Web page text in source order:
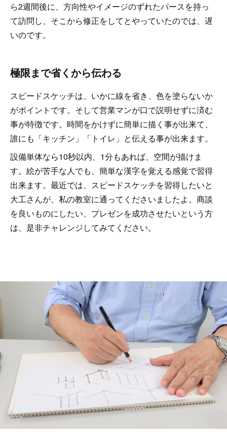
ら2週間後に、方向性やイメージのずれたパースを持っ
て訪問し、そこから修正をしてとやっていたのでは、遅
いのです。
極限まで省くから伝わる
スピードスケッチは、いかに線を省き、色を塗らないか
がポイントです。そして営業マンが口で説明せずに済む
事が特徴です。時間をかけずに簡単に描く事が出来て、
誰にも「キッチン」「トイレ」と伝える事が出来ます。
設備単体なら10秒以内、1分もあれば、空間が描けま
す。絵が苦手な人でも、簡単な漢字を覚える感覚で習得
出来ます。最近では、スピードスケッチを習得したいと
大工さんが、私の教室に通ってくださいましたよ。商談
を良いものにしたい、プレゼンを成功させたいという方
は、是非チャレンジしてみてください。